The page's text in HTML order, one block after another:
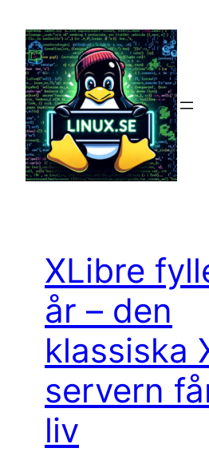
innehåll
XLibre
år – den
klassiska
servern
liv